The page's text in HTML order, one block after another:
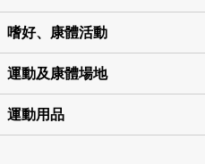
嗜好、康體活動
運動及康體場地
運動用品